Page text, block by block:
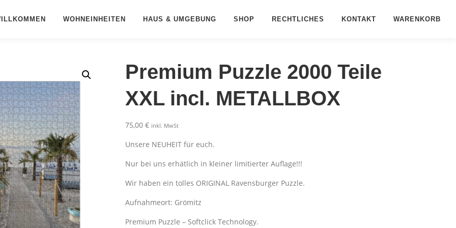
WOHNEINHEITEN HAUS & UMGEBUNG SHOP RECHTLICHES KONTAKT WARENKORB
Premium Puzzle 2000 Teile
XXL incl. METALLBOX
75,00€ inkl. MwSt
Unsere NEUHEIT für euch.
Nur bei uns erhätlich in kleiner limitierter Auflage!!!
Wir haben ein tolles ORIGINAL Ravensburger Puzzle.
Aufnahmeort: Grömitz
Premium Puzzle – Softclick Technology.